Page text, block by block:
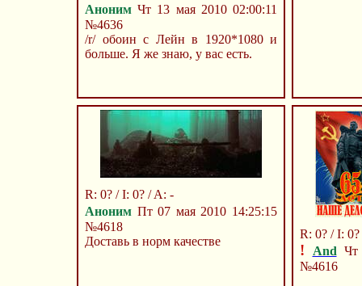
Аноним Чт 13 мая 2010 02:00:11
№4636
/r/ обоин с Лейн в 1920*1080 и
больше. Я же знаю, у вас есть.
R: 0? / I: 0? / A: -
Аноним Пт 07 мая 2010 14:25:15
№4618
Доставь в норм качестве
R: 0? / I:
! And Чт
№4616